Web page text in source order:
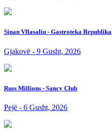
Sinan Vllasaliu - Gastroteka Republika
Gjakovë - 9 Gusht, 2026
Russ Millions - Sancy Club
Pejë - 6 Gusht, 2026